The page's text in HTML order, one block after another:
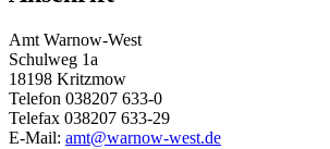
Amt Warnow-West
Schulweg 1a
18198 Kritzmow
Telefon 038207 633-0
Telefax 038207 633-29
E-Mail: amt@warnow-west.de